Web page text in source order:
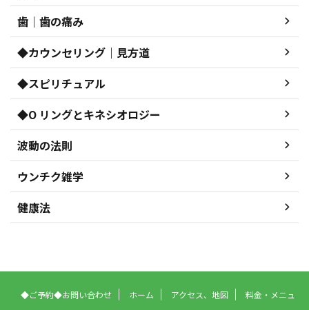
歯｜歯の痛み
◆カウンセリング｜見方道
◆スピリチュアル
◆O リングとキネシオロジー
波動の法則
ウンチク雑学
健康法
◆ご予約◆お問い合わせ ホーム アクセス、地図
料金・メニュ